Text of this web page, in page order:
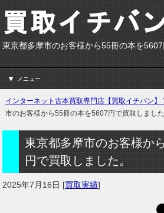
東京都多摩市のお客様から55冊の本を5607
メニュー
インターネット古本買取専門店【買取イチバン】
市のお客様から55冊の本を5607円で買取しました
東京都多摩市のお客様か
円で買取しました。
2025年7月16日 [買取実績]